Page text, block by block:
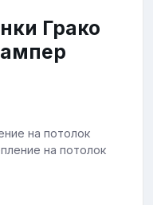
Грако
на потолок